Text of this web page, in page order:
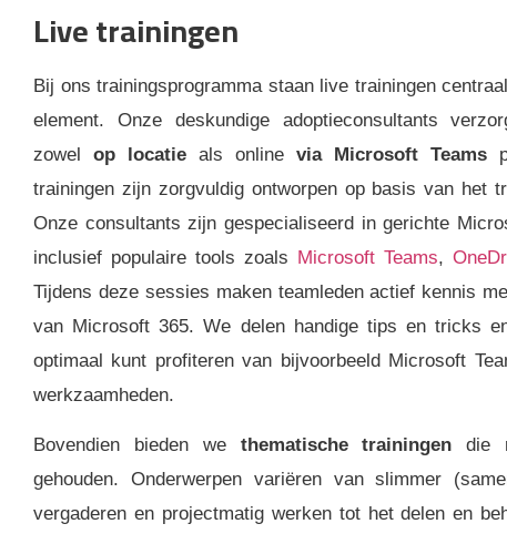
Live trainingen
Bij ons trainingsprogramma staan live trainingen
element. Onze deskundige adoptieconsultants
zowel op locatie als online via Microsoft Teams
trainingen zijn zorgvuldig ontworpen op basis van het
Onze consultants zijn gespecialiseerd in gerichte
inclusief populaire tools zoals Microsoft Teams,
Tijdens deze sessies maken teamleden actief kennis
van Microsoft 365. We delen handige tips en tricks
optimaal kunt profiteren van bijvoorbeeld Microsoft
werkzaamheden.
Bovendien bieden we thematische trainingen die
gehouden. Onderwerpen variëren van slimmer
vergaderen en projectmatig werken tot het delen en